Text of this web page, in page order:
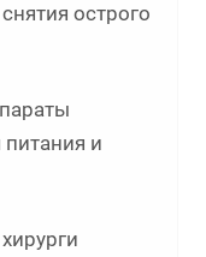
острого
и